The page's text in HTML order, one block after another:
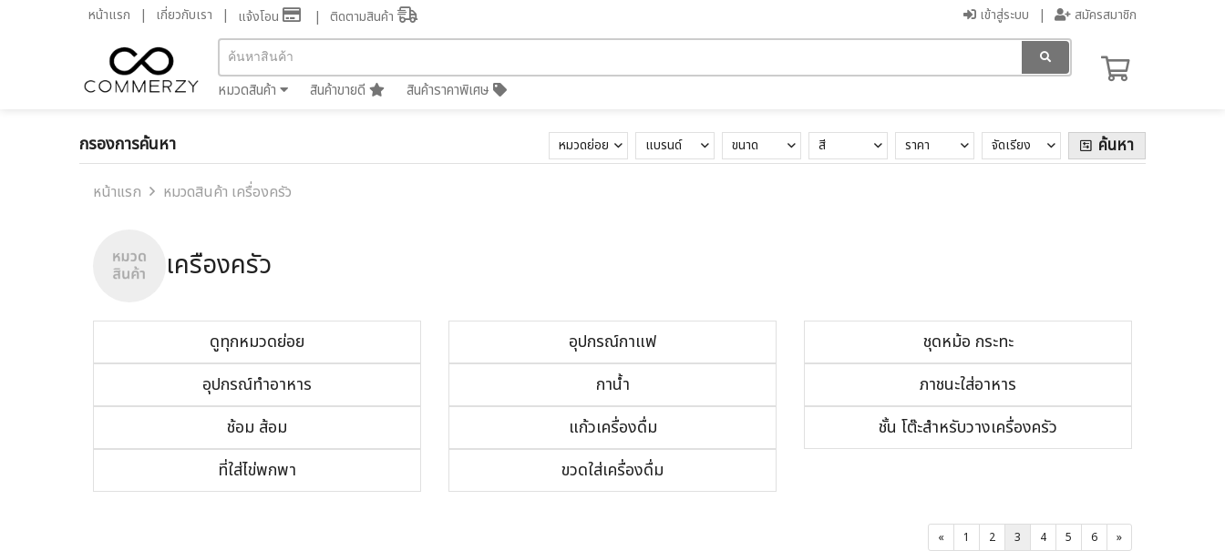
หน้าแรก เกี่ยวกับเรา แจ้งโอน ติดตามสินค้า เข้าสู่ระบบ สมัครสมาชิก
หมวดสินค้า สินค้าขายดี สินค้าราคาพิเศษ
กรองการค้นหา ค้นหา
จัดเรียง
ราคา
สี
ขนาด
แบรนด์
หมวดย่อย
หน้าแรก หมวดสินค้า เครื่องครัว
เครื่องครัว
ดูทุกหมวดย่อย อุปกรณ์กาแฟ
ชุดหม้อ กระทะ
อุปกรณ์ทำอาหาร
กาน้ำ
ภาชนะใส่อาหาร
ช้อม ส้อม
แก้วเครื่องดื่ม
ชั้น โต๊ะสำหรับวางเครื่องครัว
ที่ใส่ไข่พกพา
ขวดใส่เครื่องดื่ม
« 1 2 3 4 5 6 »